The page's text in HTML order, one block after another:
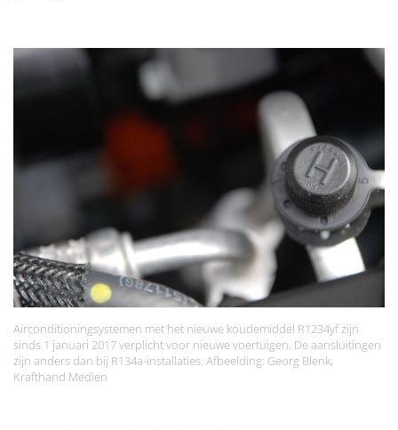
Airconditioningsystemen met het nieuwe koudemiddel R1234yf zijn
sinds 1 januari 2017 verplicht voor nieuwe voertuigen. De aansluitingen
zijn anders dan bij R134a-installaties. Afbeelding: Georg Blenk,
Krafthand Medien